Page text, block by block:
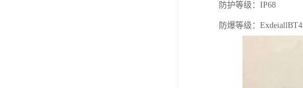
防护等级：IP68
防爆等级：ExdeiallBT4